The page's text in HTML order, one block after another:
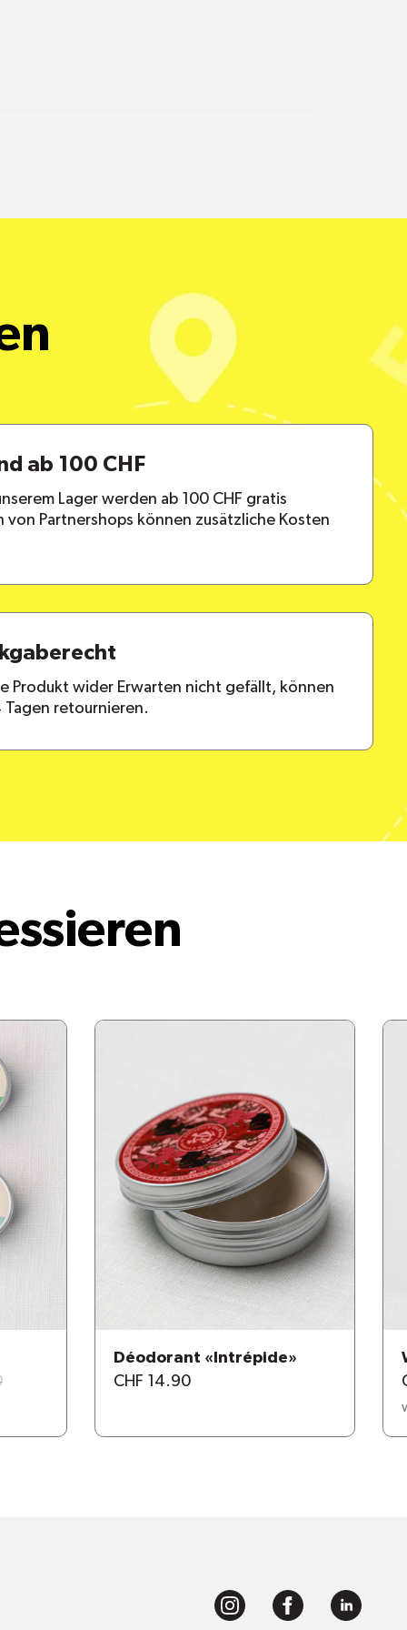
ab 100 CHF
Lager werden ab 100 CHF gratis
von Partnershops können zusätzliche Kosten
Produkt wider Erwarten nicht gefällt, können
Tagen retournieren.
Déodorant «Intrépide»
CHF 14.90